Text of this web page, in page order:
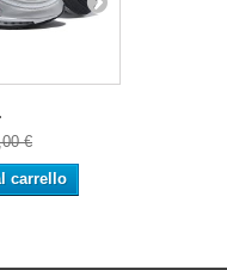
€
carrello